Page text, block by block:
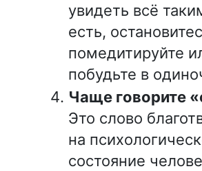
увидеть всё
есть,
помедитируйте
побудьте в
Чаще говорите
Это слово
на
состояние